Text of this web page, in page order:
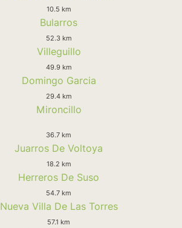
10.5 km
Bularros
52.3 km
Villeguillo
49.9 km
Domingo Garcia
29.4 km
Mironcillo
36.7 km
Juarros De Voltoya
18.2 km
Herreros De Suso
54.7 km
Nueva Villa De Las Torres
57.1 km